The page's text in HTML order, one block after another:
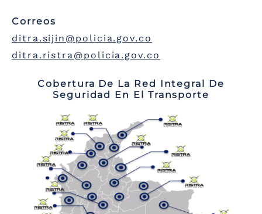
Correos
ditra.sijin@policia.gov.co
ditra.ristra@policia.gov.co
Cobertura De La Red Integral De
Seguridad En El Transporte